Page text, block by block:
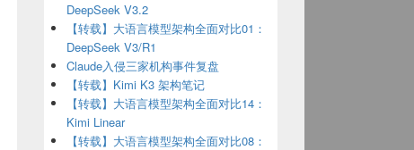
DeepSeek V3.2
【转载】大语言模型架构全面对比01：
DeepSeek V3/R1
Claude入侵三家机构事件复盘
【转载】Kimi K3 架构笔记
【转载】大语言模型架构全面对比14：
Kimi Linear
【转载】大语言模型架构全面对比08：